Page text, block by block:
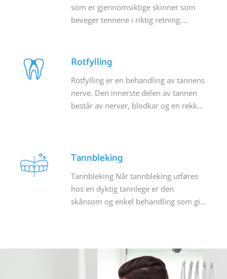
som er gjennomsiktige skinner som
beveger tennene i riktig retning.
uten skjemmende regulering.
Rotfylling
Rotfylling er en behandling av tannens
nerve. Den innerste delen av tannen
består av nerver, blodkar og en rekke
slik at man unngår å trekke tannen..
Tannbleking
Tannbleking Når tannbleking utføres
hos en dyktig tannlege er den
skånsom og enkel behandling som gir